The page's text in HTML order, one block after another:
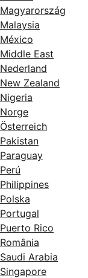
Magyarország
Malaysia
México
Middle East
Nederland
New Zealand
Nigeria
Norge
Österreich
Pakistan
Paraguay
Perú
Philippines
Polska
Portugal
Puerto Rico
România
Saudi Arabia
Singapore